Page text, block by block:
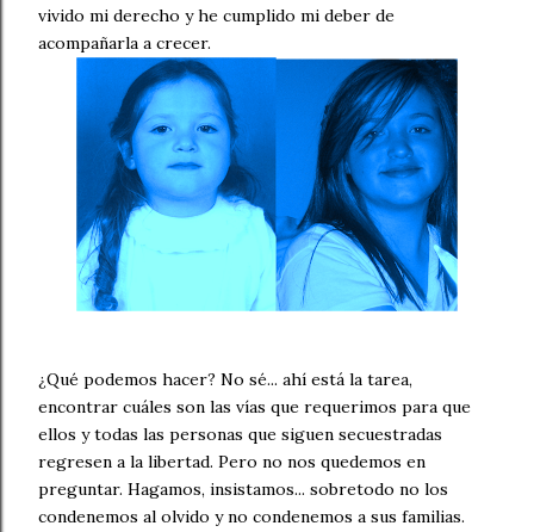
vivido mi derecho y he cumplido mi deber de
acompañarla a crecer.
¿Qué podemos hacer? No sé... ahí está la tarea,
encontrar cuáles son las vías que requerimos para que
ellos y todas las personas que siguen secuestradas
regresen a la libertad. Pero no nos quedemos en
preguntar. Hagamos, insistamos... sobretodo no los
condenemos al olvido y no condenemos a sus familias.